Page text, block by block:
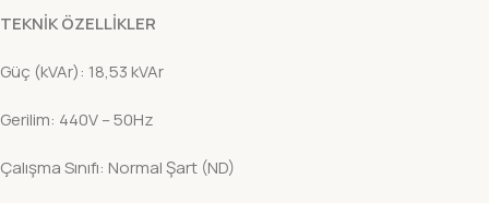
TEKNİK ÖZELLİKLER
Güç (kVAr): 18,53 kVAr
Gerilim: 440V – 50Hz
Çalışma Sınıfı: Normal Şart (ND)